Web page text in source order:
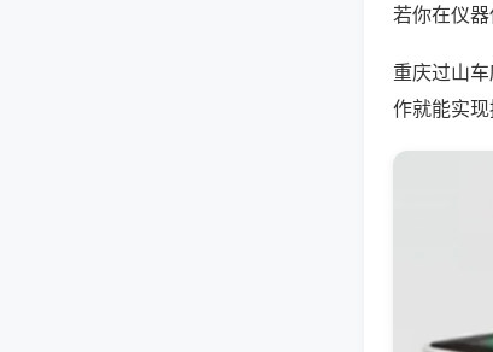
若你在仪
重庆过山
作就能实现